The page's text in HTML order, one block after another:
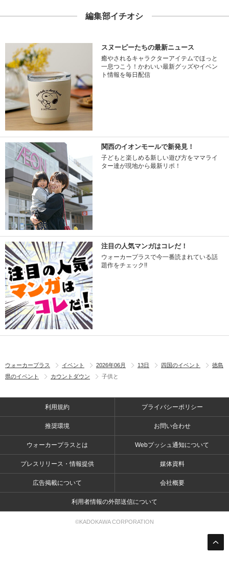
編集部イチオシ
スヌーピーたちの最新ニュース
癒やされるキャラクターアイテムでほっと
一息つこう！かわいい最新グッズやイベン
ト情報を毎日配信
関西のイオンモールで新発見！
子どもと楽しめる新しい遊び方をママライ
ター達が現地から最新リポ！
注目の人気マンガはコレだ！
ウォーカープラスで今一番読まれている話
題作をチェック!!
ウォーカープラス イベント 2026年06月 13日 四国のイベント
徳島
県のイベント
カウントダウン 子供と
利用規約 プライバシーポリシー
推奨環境 お問い合わせ
ウォーカープラスとは Webプッシュ通知について
プレスリリース・情報提供 媒体資料
広告掲載について 会社概要
利用者情報の外部送信について
©KADOKAWA CORPORATION